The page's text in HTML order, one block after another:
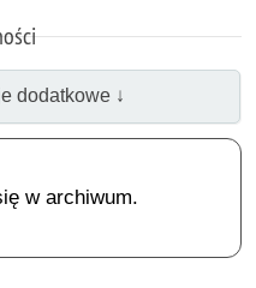
dodatkowe ↓
w archiwum.